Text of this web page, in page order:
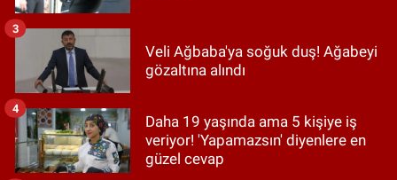
Veli Ağbaba'ya soğuk duş! Ağabeyi
gözaltına alındı
3
Daha 19 yaşında ama 5 kişiye iş
veriyor! 'Yapamazsın' diyenlere en
güzel cevap
4